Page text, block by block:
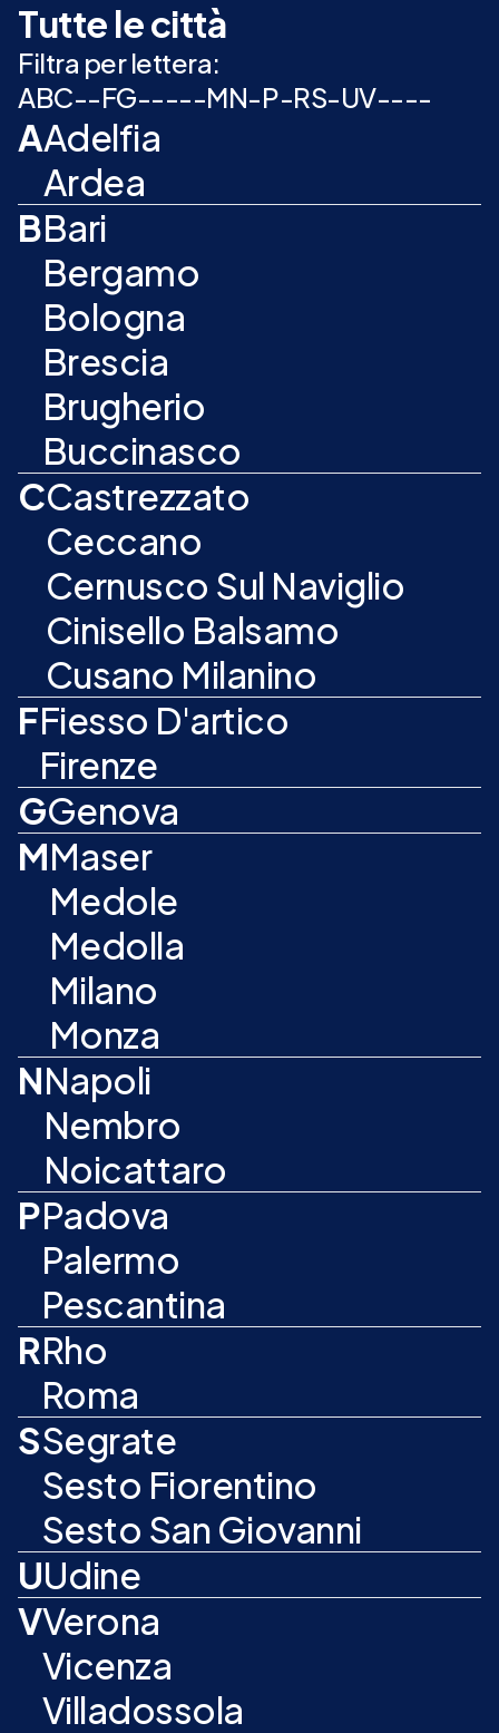
Tutte le città
Filtra per lettera:
ABC--FG-----MN-P-RS-UV----
AAdelfia
Ardea
BBari
Bergamo
Bologna
Brescia
Brugherio
Buccinasco
CCastrezzato
Ceccano
Cernusco Sul Naviglio
Cinisello Balsamo
Cusano Milanino
FFiesso D'artico
Firenze
GGenova
MMaser
Medole
Medolla
Milano
Monza
NNapoli
Nembro
Noicattaro
PPadova
Palermo
Pescantina
RRho
Roma
SSegrate
Sesto Fiorentino
Sesto San Giovanni
UUdine
VVerona
Vicenza
Villadossola